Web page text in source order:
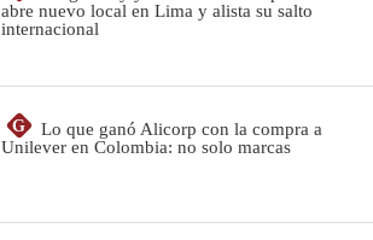
abre nuevo local en Lima y alista su salto
internacional
G
Lo que ganó Alicorp con la compra a
Unilever en Colombia: no solo marcas